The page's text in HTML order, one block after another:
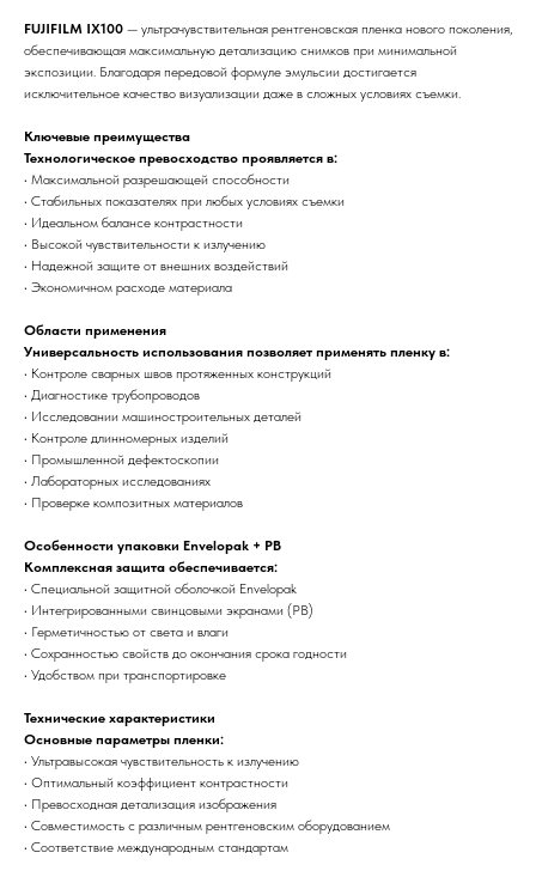
FUJIFILM IX100 — ультрачувствительная рентгеновская пленка нового поколения,
обеспечивающая максимальную детализацию снимков при минимальной
экспозиции. Благодаря передовой формуле эмульсии достигается
исключительное качество визуализации даже в сложных условиях съемки.
Ключевые преимущества
Технологическое превосходство проявляется в:
• Максимальной разрешающей способности
• Стабильных показателях при любых условиях съемки
• Идеальном балансе контрастности
• Высокой чувствительности к излучению
• Надежной защите от внешних воздействий
• Экономичном расходе материала
Области применения
Универсальность использования позволяет применять пленку в:
• Контроле сварных швов протяженных конструкций
• Диагностике трубопроводов
• Исследовании машиностроительных деталей
• Контроле длинномерных изделий
• Промышленной дефектоскопии
• Лабораторных исследованиях
• Проверке композитных материалов
Особенности упаковки Envelopak + PB
Комплексная защита обеспечивается:
• Специальной защитной оболочкой Envelopak
• Интегрированными свинцовыми экранами (PB)
• Герметичностью от света и влаги
• Сохранностью свойств до окончания срока годности
• Удобством при транспортировке
Технические характеристики
Основные параметры пленки:
• Ультравысокая чувствительность к излучению
• Оптимальный коэффициент контрастности
• Превосходная детализация изображения
• Совместимость с различным рентгеновским оборудованием
• Соответствие международным стандартам